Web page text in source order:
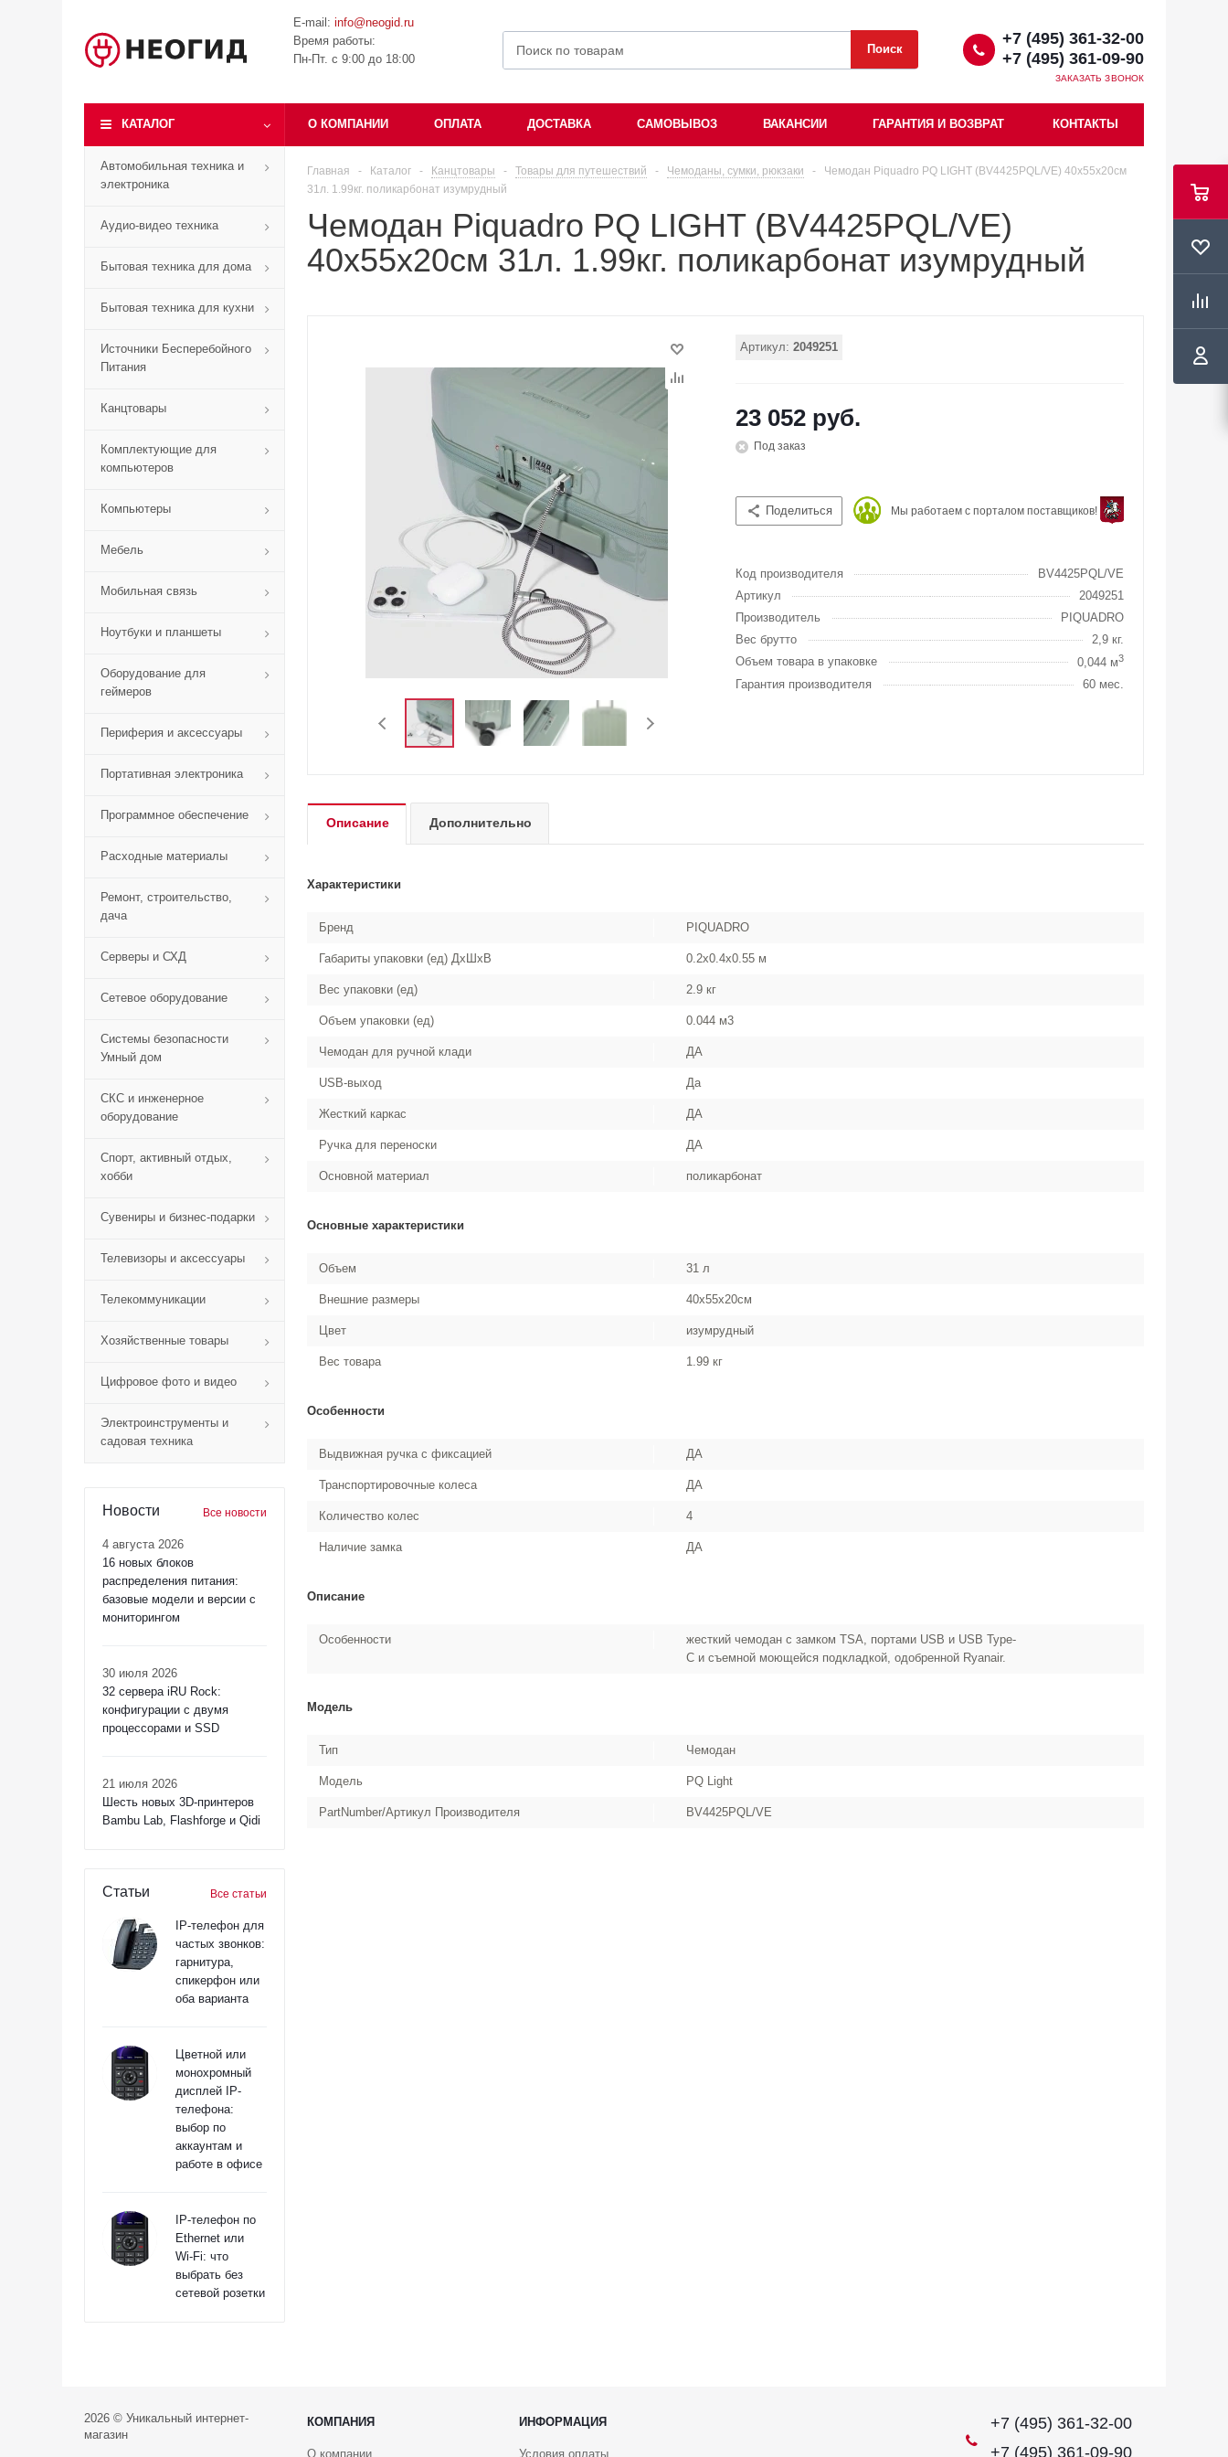
E-mail: info@neogid.ru
Время работы:
Пн-Пт. с 9:00 до 18:00
+7 (495) 361-32-00
+7 (495) 361-09-90
ЗАКАЗАТЬ ЗВОНОК
КАТАЛОГ О КОМПАНИИ ОПЛАТА ДОСТАВКА САМОВЫВОЗ ВАКАНСИИ ГАРАНТИЯ И ВОЗВРАТ КОНТАКТЫ
Автомобильная техника и
электроника
Аудио-видео техника
Бытовая техника для дома
Бытовая техника для кухни
Источники Бесперебойного
Питания
Канцтовары
Комплектующие для
компьютеров
Компьютеры
Мебель
Мобильная связь
Ноутбуки и планшеты
Оборудование для
геймеров
Периферия и аксессуары
Портативная электроника
Программное обеспечение
Расходные материалы
Ремонт, строительство,
дача
Серверы и СХД
Сетевое оборудование
Системы безопасности
Умный дом
СКС и инженерное
оборудование
Спорт, активный отдых,
хобби
Сувениры и бизнес-подарки
Телевизоры и аксессуары
Телекоммуникации
Хозяйственные товары
Цифровое фото и видео
Электроинструменты и
садовая техника
Новости Все новости
4 августа 2026
16 новых блоков
распределения питания:
базовые модели и версии с
мониторингом
30 июля 2026
32 сервера iRU Rock:
конфигурации с двумя
процессорами и SSD
21 июля 2026
Шесть новых 3D-принтеров
Bambu Lab, Flashforge и Qidi
Статьи Все статьи
IP-телефон для
частых звонков:
гарнитура,
спикерфон или
оба варианта
Цветной или
монохромный
дисплей IP-
телефона:
выбор по
аккаунтам и
работе в офисе
IP-телефон по
Ethernet или
Wi‑Fi: что
выбрать без
сетевой розетки
Главная - Каталог - Канцтовары - Товары для путешествий - Чемоданы, сумки, рюкзаки -
Чемодан Piquadro PQ LIGHT (BV4425PQL/VE) 40x55x20см
31л. 1.99кг. поликарбонат изумрудный
Чемодан Piquadro PQ LIGHT (BV4425PQL/VE)
40x55x20см 31л. 1.99кг. поликарбонат изумрудный
Артикул: 2049251
23 052 руб.
Под заказ
Поделиться Мы работаем с порталом поставщиков!
Код производителя
BV4425PQL/VE
Артикул
2049251
Производитель
PIQUADRO
Вес брутто
2,9 кг.
Объем товара в упаковке
0,044 м3
Гарантия производителя 60 мес.
Описание Дополнительно
Характеристики
Бренд PIQUADRO
Габариты упаковки (ед) ДхШхВ 0.2x0.4x0.55 м
Вес упаковки (ед) 2.9 кг
Объем упаковки (ед) 0.044 м3
Чемодан для ручной клади ДА
USB-выход Да
Жесткий каркас ДА
Ручка для переноски ДА
Основной материал поликарбонат
Основные характеристики
Объем 31 л
Внешние размеры 40x55x20см
Цвет изумрудный
Вес товара 1.99 кг
Особенности
Выдвижная ручка с фиксацией ДА
Транспортировочные колеса ДА
Количество колес 4
Наличие замка ДА
Описание
Особенности
жесткий чемодан с замком TSA, портами USB и USB Type-
C и съемной моющейся подкладкой, одобренной Ryanair.
Модель
Тип Чемодан
Модель PQ Light
PartNumber/Артикул Производителя BV4425PQL/VE
2026 © Уникальный интернет-
магазин
КОМПАНИЯ ИНФОРМАЦИЯ
О компании Условия оплаты
+7 (495) 361-32-00
+7 (495) 361-09-90